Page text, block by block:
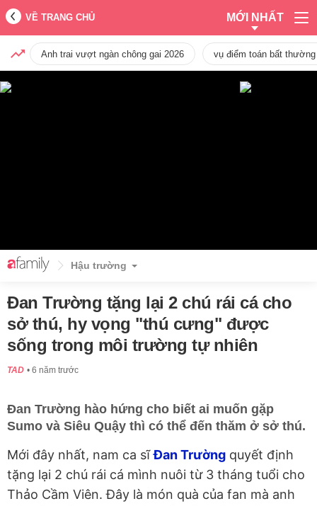
VỀ TRANG CHỦ MỚI NHẤT
Anh trai vượt ngàn chông gai 2026 vụ điểm toán bất
Hậu trường
Đan Trường tặng lại 2 chú rái cá cho
sở thú, hy vọng "thú cưng" được
sống trong môi trường tự nhiên
TAD 6 năm trước
Đan Trường hào hứng cho biết ai muốn gặp
Sumo và Siêu Quậy thì có thể đến thăm ở sở thú.
Mới đây nhất, nam ca sĩĐan Trường quyết định
tặng lại 2 chú rái cá mình nuôi từ 3 tháng tuổi cho
Thảo Cầm Viên. Đây là món quà của fan mà anh